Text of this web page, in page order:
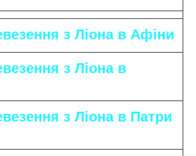
з Ліона в Афіни
з Ліона в
з Ліона в Патри